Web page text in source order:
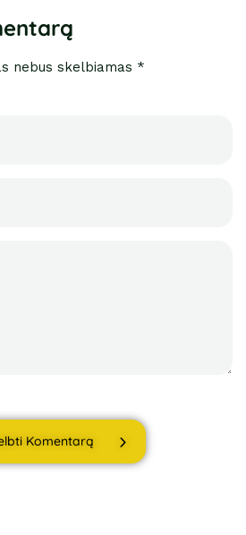
nebus skelbiamas *
Komentarą